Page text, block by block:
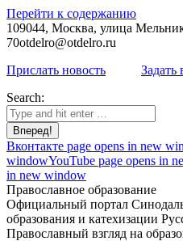
Перейти к содержанию
109044, Москва, улица
70otdelro@otdelro.ru
Прислать новость
Задать
Search:
Вконтакте page opens in new
windowYouTube page opens in
in new window
Православное образование
Официальный портал
образования и катехизации
Православный взгляд на